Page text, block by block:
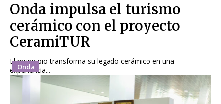
Onda
Onda impulsa el turismo
cerámico con el proyecto
CeramiTUR
El municipio transforma su legado cerámico en una
experiencia...